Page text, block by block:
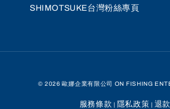
SHIMOTSUKE台灣粉絲專頁
© 2026 歐娜企業有限公司 ON FISHING
服務條款 | 隱私政策 | 退